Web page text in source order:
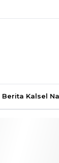
Berita Kalsel